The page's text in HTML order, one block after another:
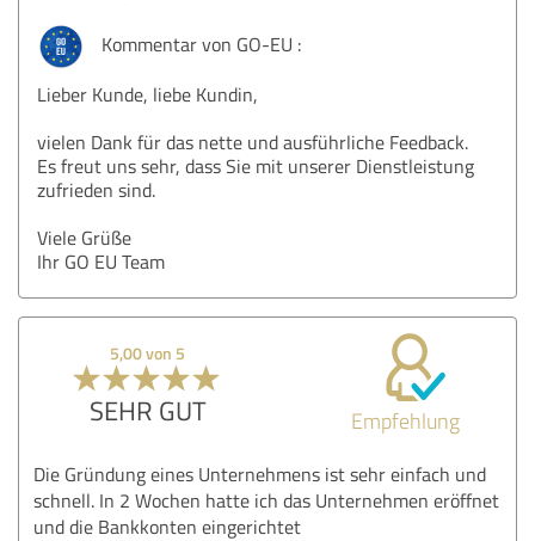
Kommentar von GO-EU :
Lieber Kunde, liebe Kundin,
vielen Dank für das nette und ausführliche Feedback.
Es freut uns sehr, dass Sie mit unserer Dienstleistung
zufrieden sind.
Viele Grüße
Ihr GO EU Team
5,00 von 5
SEHR GUT Empfehlung
Die Gründung eines Unternehmens ist sehr einfach und
schnell. In 2 Wochen hatte ich das Unternehmen eröffnet
und die Bankkonten eingerichtet